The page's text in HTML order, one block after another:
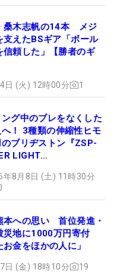
桑木志帆の14本 メジ
支えたBSギア「ボール
信頼した」【勝者のギ
日 (火) 12時00分 1
ング中のブレをなくした
へ！ 3種類の伸縮性ヒモ
ブリヂストン『ZSP-
LIGHT
年8月8日 (土) 11時30分
本への思い 首位発進・
災地に1000万円寄付
お金をほかの人に」
日 (金) 18時10分 19